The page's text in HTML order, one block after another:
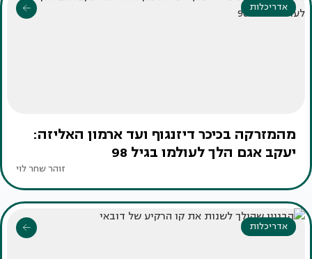
אדריכלות
מהמזרקה בכיכר דיזנגוף ועד ארמון האליזה:
יעקב אגם הלך לעולמו בגיל 98
זוהר שחר לוי
אדריכלות